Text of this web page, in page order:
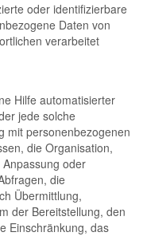
oder identifizierbare
Daten von
verarbeitet
Hilfe automatisierter
jede solche
mit personenbezogenen
die Organisation,
oder
die
Übermittlung,
der Bereitstellung, den
Einschränkung, das